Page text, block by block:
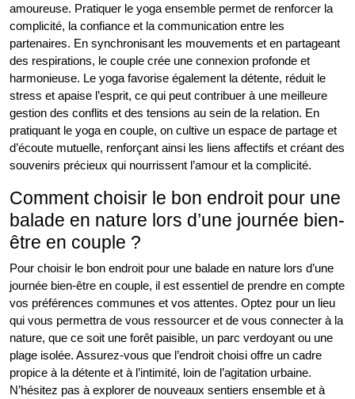
amoureuse. Pratiquer le yoga ensemble permet de renforcer la
complicité, la confiance et la communication entre les
partenaires. En synchronisant les mouvements et en partageant
des respirations, le couple crée une connexion profonde et
harmonieuse. Le yoga favorise également la détente, réduit le
stress et apaise l’esprit, ce qui peut contribuer à une meilleure
gestion des conflits et des tensions au sein de la relation. En
pratiquant le yoga en couple, on cultive un espace de partage et
d’écoute mutuelle, renforçant ainsi les liens affectifs et créant des
souvenirs précieux qui nourrissent l’amour et la complicité.
Comment choisir le bon endroit pour une
balade en nature lors d’une journée bien-
être en couple ?
Pour choisir le bon endroit pour une balade en nature lors d’une
journée bien-être en couple, il est essentiel de prendre en compte
vos préférences communes et vos attentes. Optez pour un lieu
qui vous permettra de vous ressourcer et de vous connecter à la
nature, que ce soit une forêt paisible, un parc verdoyant ou une
plage isolée. Assurez-vous que l’endroit choisi offre un cadre
propice à la détente et à l’intimité, loin de l’agitation urbaine.
N’hésitez pas à explorer de nouveaux sentiers ensemble et à